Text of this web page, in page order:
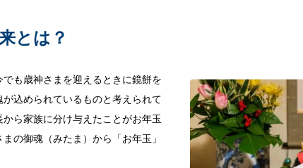
とは？
も歳神さまを迎えるときに鏡餅を
込められているものと考えられて
ら家族に分け与えたことがお年玉
の御魂（みたま）から「お年玉」